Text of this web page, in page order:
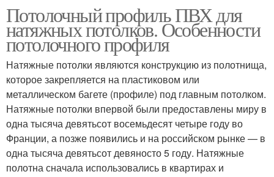
Потолочный профиль ПВХ для
натяжных потолков. Особенности
потолочного профиля
Натяжные потолки являются конструкцию из полотнища,
которое закрепляется на пластиковом или
металлическом багете (профиле) под главным потолком.
Натяжные потолки впервой были предоставлены миру в
одна тысяча девятьсот восемьдесят четыре году во
Франции, а позже появились и на российском рынке — в
одна тысяча девятьсот девяносто 5 году. Натяжные
полотна сначала использовались в квартирах и